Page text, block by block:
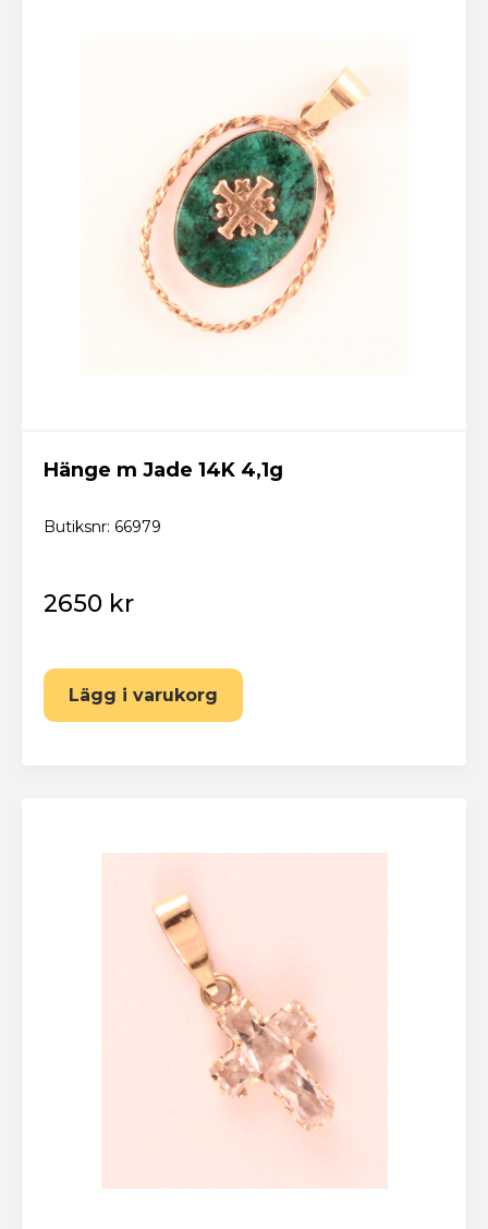
Hänge m Jade 14K 4,1g
Butiksnr: 66979
2650 kr
Lägg i varukorg